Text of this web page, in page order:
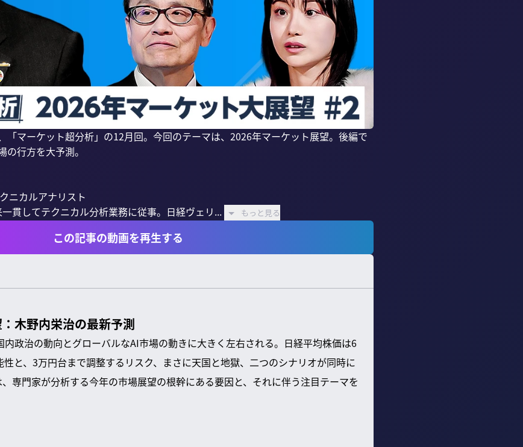
「マーケット超分析」の12月回。今回のテーマは、2026年マーケット展望。後編で
行方を大予測。
ニカルアナリスト
貫してテクニカル分析業務に従事。日経ヴェリ...
もっと見る
この記事の動画を再生する
木野内栄治の最新予測
政治の動向とグローバルなAI市場の動きに大きく左右される。日経平均株価は6
と、3万円台まで調整するリスク、まさに天国と地獄、二つのシナリオが同時に
専門家が分析する今年の市場展望の根幹にある要因と、それに伴う注目テーマを